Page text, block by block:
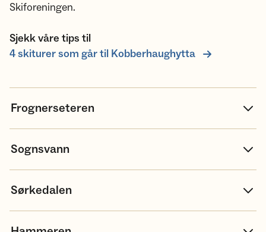
Skiforeningen.
Sjekk våre tips til
4 skiturer som går til Kobberhaughytta
Frognerseteren
Sognsvann
Sørkedalen